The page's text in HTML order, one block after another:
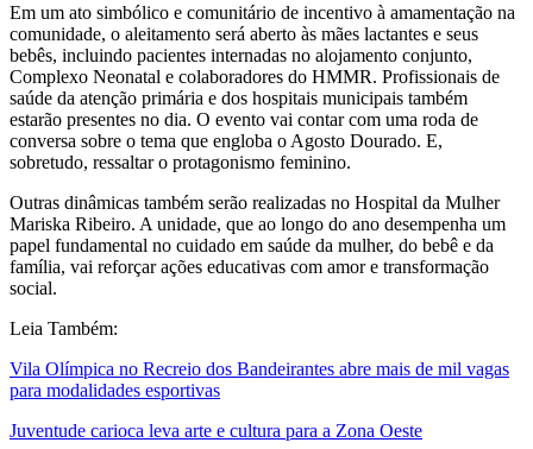
Em um ato simbólico e comunitário de incentivo à amamentação na
comunidade, o aleitamento será aberto às mães lactantes e seus
bebês, incluindo pacientes internadas no alojamento conjunto,
Complexo Neonatal e colaboradores do HMMR. Profissionais de
saúde da atenção primária e dos hospitais municipais também
estarão presentes no dia. O evento vai contar com uma roda de
conversa sobre o tema que engloba o Agosto Dourado. E,
sobretudo, ressaltar o protagonismo feminino.
Outras dinâmicas também serão realizadas no Hospital da Mulher
Mariska Ribeiro. A unidade, que ao longo do ano desempenha um
papel fundamental no cuidado em saúde da mulher, do bebê e da
família, vai reforçar ações educativas com amor e transformação
social.
Leia Também:
Vila Olímpica no Recreio dos Bandeirantes abre mais de mil vagas
para modalidades esportivas
Juventude carioca leva arte e cultura para a Zona Oeste